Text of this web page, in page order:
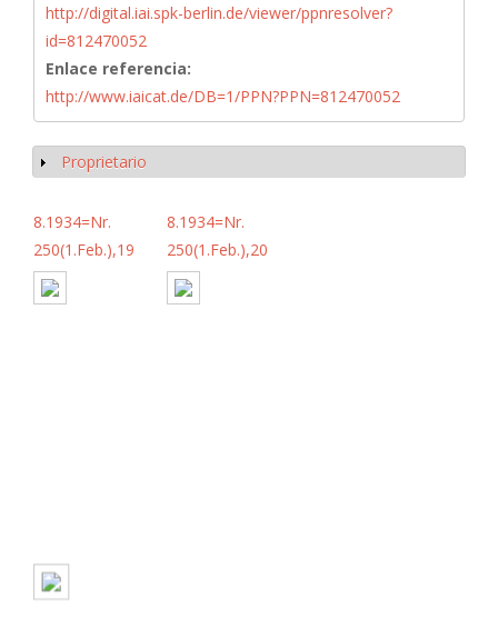
http://digital.iai.spk-berlin.de/viewer/ppnresolver?
id=812470052
Enlace referencia:
http://www.iaicat.de/DB=1/PPN?PPN=812470052
Mostrar
Proprietario
8.1934=Nr.
250(1.Feb.),19
8.1934=Nr.
250(1.Feb.),20